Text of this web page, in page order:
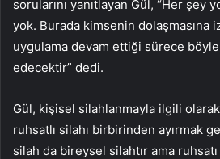
sorularını yanıtlayan Gül, “Her şey
yok. Burada kimsenin dolaşmasına
uygulama devam ettiği sürece
edecektir” dedi.
Gül, kişisel silahlanmayla ilgili
ruhsatlı silahı birbirinden ayırmak
silah da bireysel silahtır ama